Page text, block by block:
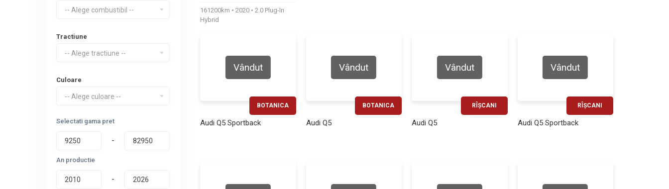
-- Alege combustibil --
Tractiune
-- Alege tractiune --
Culoare
-- Alege culoare --
Selectati gama pret
-
An productie
-
161200km 2020
2.0 Plug-In
Hybrid
BOTANICA
RATĂ LUNARĂ
Vândut
Audi Q5 Sportback
BOTANICA
Vândut
Audi Q5
RÎȘCANI
Vândut
Audi Q5
RÎȘCANI
RATĂ LUNARĂ
Vândut
Audi Q5 Sportback